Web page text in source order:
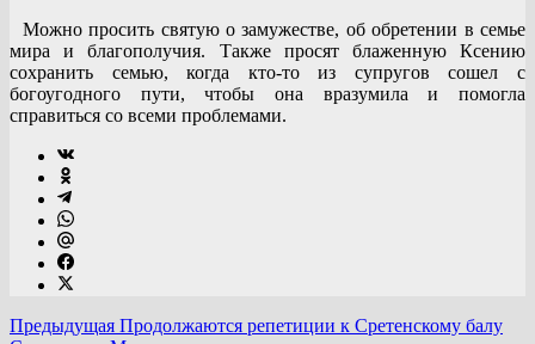
Можно просить святую о замужестве, об обретении в семье
мира и благополучия. Также просят блаженную Ксению
сохранить семью, когда кто-то из супругов сошел с
богоугодного пути, чтобы она вразумила и помогла
справиться со всеми проблемами.
Предыдущая Продолжаются репетиции к Сретенскому балу